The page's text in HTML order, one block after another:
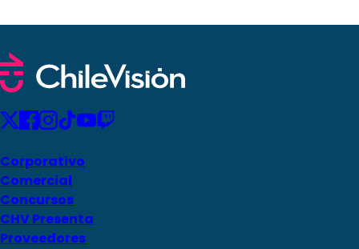
Corporativo
Comercial
Concursos
CHV Presenta
Proveedores